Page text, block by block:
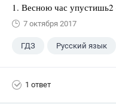
1. Весною час
7 октября 2017
ГДЗ Русский язык
1 ответ